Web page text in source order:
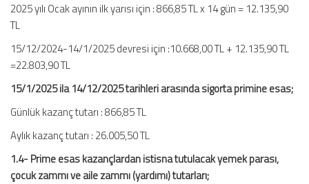
2025 yılı Ocak ayının ilk yarısı için : 866,85 TL x 14 gün = 12.135,90
TL
15/12/2024-14/1/2025 devresi için :10.668,00 TL + 12.135,90 TL
=22.803,90 TL
15/1/2025 ila 14/12/2025 tarihleri arasında sigorta primine esas;
Günlük kazanç tutarı : 866,85 TL
Aylık kazanç tutarı : 26.005,50 TL
1.4- Prime esas kazançlardan istisna tutulacak yemek parası,
çocuk zammı ve aile zammı (yardımı) tutarları;